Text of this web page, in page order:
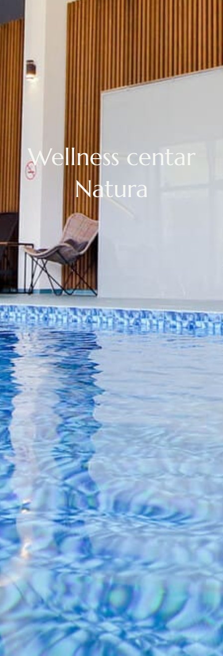
Wellness centar
Natura